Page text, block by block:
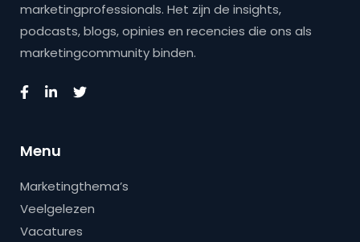
marketingprofessionals. Het zijn de insights,
podcasts, blogs, opinies en recencies die ons als
marketingcommunity binden.
Menu
Marketingthema’s
Veelgelezen
Vacatures